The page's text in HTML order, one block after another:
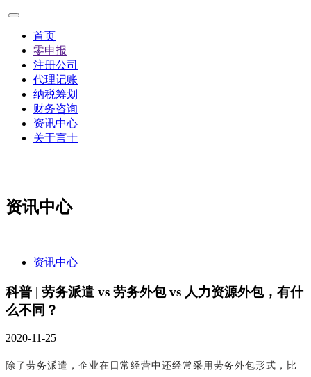
首页
零申报
注册公司
代理记账
纳税筹划
财务咨询
资讯中心
关于言十
资讯中心
资讯中心
科普 | 劳务派遣 vs 劳务外包 vs 人力资源外包，有什
么不同？
2020-11-25
除了劳务派遣，企业在日常经营中还经常采用劳务外包形式，比